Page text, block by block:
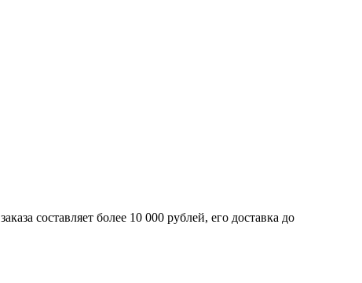
составляет­ более 10 000 рублей, его доставка до